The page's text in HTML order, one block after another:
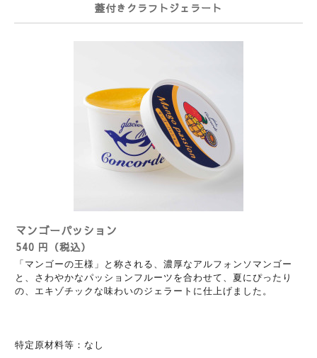
蓋付きクラフトジェラート
マンゴーパッション
540 円（税込）
「マンゴーの王様」と称される、濃厚なアルフォンソマンゴー
と、さわやかなパッションフルーツを合わせて、夏にぴったり
の、エキゾチックな味わいのジェラートに仕上げました。
特定原材料等：なし